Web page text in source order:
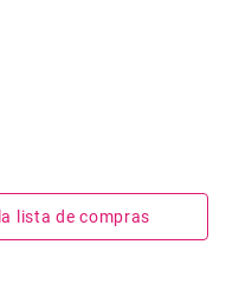
lista de compras